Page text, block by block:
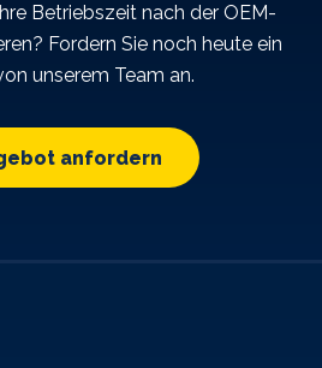
Betriebszeit nach der OEM-
Fordern Sie noch heute ein
unserem Team an.
anfordern